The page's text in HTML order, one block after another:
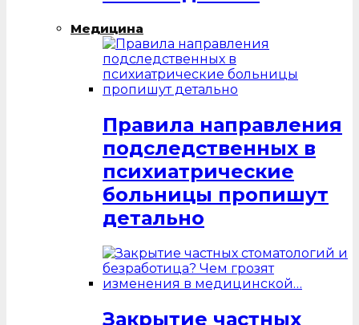
Медицина
Правила направления
подследственных в
психиатрические
больницы пропишут
детально
Закрытие частных